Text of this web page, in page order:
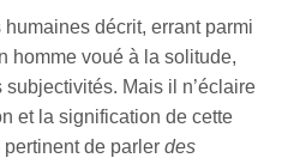
décrit, errant parmi
homme voué à la solitude,
Mais il n’éclaire
et la signification de cette
de parler des